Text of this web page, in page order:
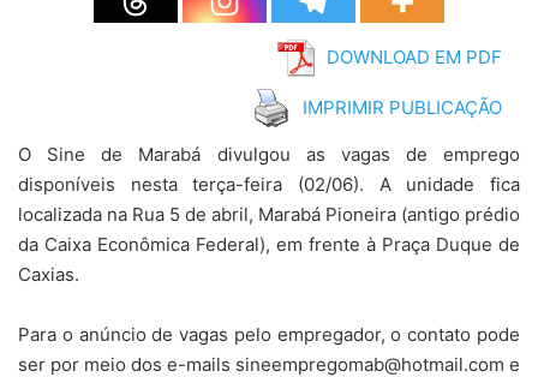
DOWNLOAD EM PDF
IMPRIMIR PUBLICAÇÃO
O Sine de Marabá divulgou as vagas de emprego
disponíveis nesta terça-feira (02/06). A unidade fica
localizada na Rua 5 de abril, Marabá Pioneira (antigo prédio
da Caixa Econômica Federal), em frente à Praça Duque de
Caxias.
Para o anúncio de vagas pelo empregador, o contato pode
ser por meio dos e-mails sineempregomab@hotmail.com e